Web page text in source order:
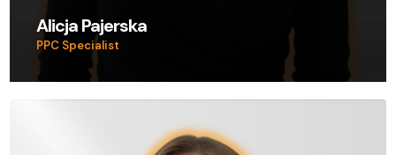
Alicja Pajerska
PPC Specialist